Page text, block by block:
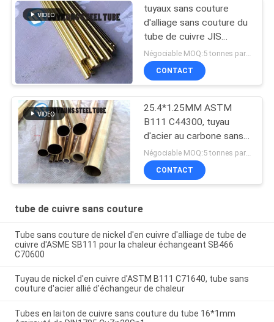
tuyaux sans couture
d'alliage sans couture du
tube de cuivre JIS
H3300 C4430T de
25*1mm
CONTACT
25.4*1.25MM ASTM
B111 C44300, tuyau
d'acier au carbone sans
couture en laiton
d'Amirauté
CONTACT
tube de cuivre sans couture
Tube sans couture de nickel d'en cuivre d'alliage de tube de
cuivre d'ASME SB111 pour la chaleur échangeant SB466
C70600
Tuyau de nickel d'en cuivre d'ASTM B111 C71640, tube sans
couture d'acier allié d'échangeur de chaleur
Tubes en laiton de cuivre sans couture du tube 16*1mm